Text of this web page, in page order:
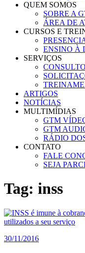
QUEM SOMOS
SOBRE A
ÁREA DE
CURSOS E
ENSINO À
SERVIÇOS
ARTIGOS
NOTÍCIAS
MULTIMÍDIAS
GTM
GTM
RÁDIO
CONTATO
FALE
SEJA
Tag: inss
30/11/2016